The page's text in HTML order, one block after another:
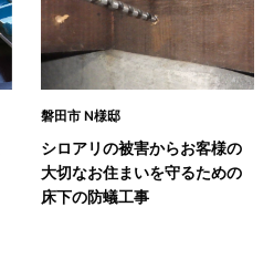
磐田市 N様邸
シロアリの被害からお客様の
大切なお住まいを守るための
床下の防蟻工事